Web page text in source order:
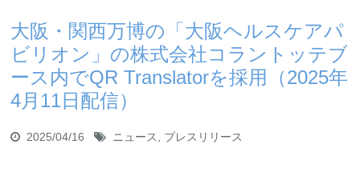
大阪・関西万博の「大阪ヘルスケアパ
ビリオン」の株式会社コラントッテブ
ース内でQR Translatorを採用（2025年
4月11日配信）
2025/04/16 ニュース プレスリリース